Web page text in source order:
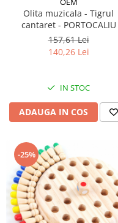
Olita muzicala - Tigrul
cantaret - PORTOCALIU
157,61 Lei
140,26 Lei
IN STOC
ADAUGA IN COS
-25%